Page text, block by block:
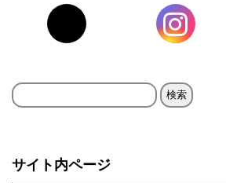
検
サイト内ページ